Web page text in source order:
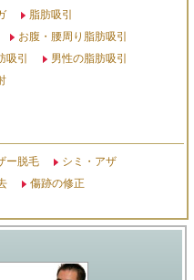
脂肪吸引
お腹・腰周り脂肪吸引
引
男性の脂肪吸引
ー脱毛
シミ・アザ
傷跡の修正